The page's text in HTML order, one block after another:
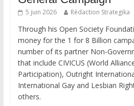
5 juin 2026 Rédaction Strategika
Through his Open Society
money for the 1 for 8 Billion
number of its partner Non-
that include CIVICUS (World
Participation), Outright
International Gay and Lesbian
others.